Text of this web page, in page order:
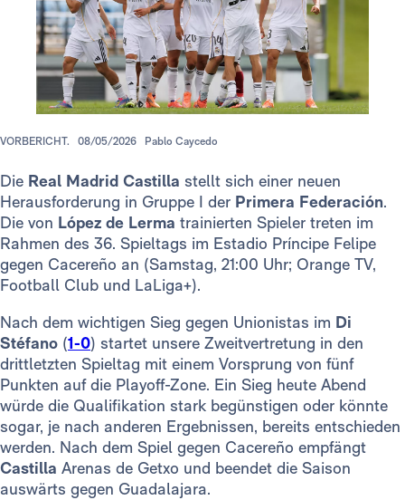
VORBERICHT. 08/05/2026 Pablo Caycedo
Die Real Madrid Castilla stellt sich einer neuen
Herausforderung in Gruppe I der Primera Federación.
Die von López de Lerma trainierten Spieler treten im
Rahmen des 36. Spieltags im Estadio Príncipe Felipe
gegen Cacereño an (Samstag, 21:00 Uhr; Orange TV,
Football Club und LaLiga+).
Nach dem wichtigen Sieg gegen Unionistas im Di
Stéfano (1-0) startet unsere Zweitvertretung in den
drittletzten Spieltag mit einem Vorsprung von fünf
Punkten auf die Playoff-Zone. Ein Sieg heute Abend
würde die Qualifikation stark begünstigen oder könnte
sogar, je nach anderen Ergebnissen, bereits entschieden
werden. Nach dem Spiel gegen Cacereño empfängt
Castilla Arenas de Getxo und beendet die Saison
auswärts gegen Guadalajara.